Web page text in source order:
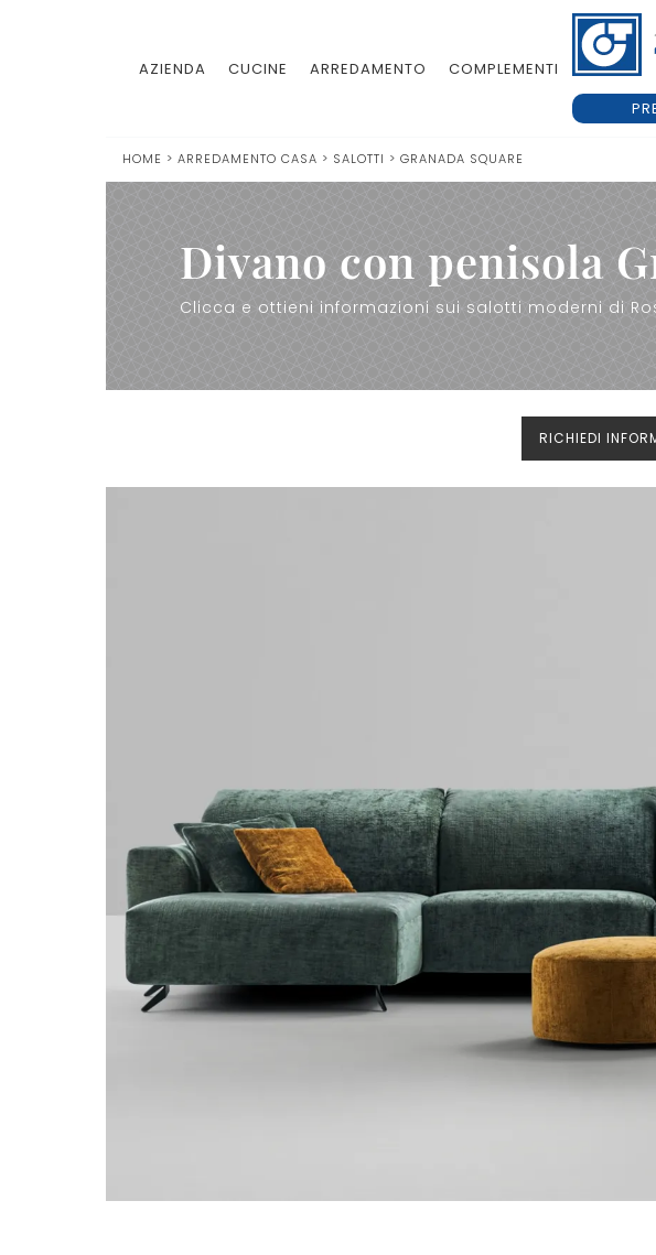
AZIENDA CUCINE ARREDAMENTO COMPLEMENTI
HOME > ARREDAMENTO CASA > SALOTTI > GRANADA SQUARE
Divano con penisola
Clicca e ottieni informazioni sui salotti moderni di
RICHIEDI